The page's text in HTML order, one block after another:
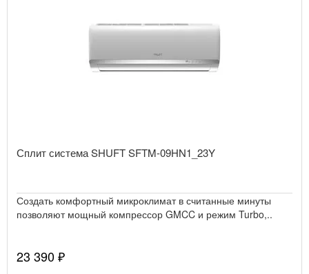
Сплит система SHUFT SFTM-09HN1_23Y
Создать комфортный микроклимат в считанные минуты
позволяют мощный компрессор GMCC и режим Turbo,..
23 390 ₽